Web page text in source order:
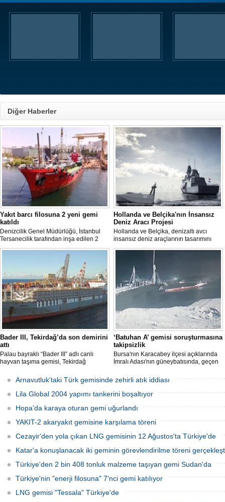
Diğer Haberler
Yakıt barcı filosuna 2 yeni gemi
katıldı
Denizcilik Genel Müdürlüğü, İstanbul
Tersanecilik tarafından inşa edilen 2
yeni yakıt barçının hizmete girdiğini ve
filonun modernleşme sürecinin devam
Hollanda ve Belçika'nın İnsansız
Deniz Aracı Projesi
Hollanda ve Belçika, denizaltı avcı
insansız deniz araçlarının tasarımını
başlattı. Proje, 2 ülkenin deniz
kuvvetlerinin gelecekteki denizaltı karşıtı
yeteneklerini desteklemeyi amaçlıyor.
Bader III, Tekirdağ’da son demirini
attı
Palau bayraklı “Bader III” adlı canlı
hayvan taşıma gemisi, Tekirdağ
‘Batuhan A’ gemisi soruşturmasına
takipsizlik
Bursa'nın Karacabey ilçesi açıklarında
İmralı Adası'nın güneybatısında, geçen
batmasıyla ilgili başlatılan soruşturma,
takipsizlikle sonuçlandı.
Arnavutluk'taki Türk gemisinde zehirli atık iddiası
Lila Global 2004 yapımı tankerini boşaltıyor
Hopa’da karaya oturan gemi uğurlandı
YAKIT-2 akaryakıt gemisine karşılama töreni
Cezayir'den yola çıkan LNG gemisinin 12 Ağustos'ta Türkiye'de
Katar'a konuşlanacak iki geminin görevlendirilme töreni
Türkiye'den 2 bin 408 tonluk malzeme taşıyan gemi Sudan'da
Türkiye'nin "enerji filosuna" 7'nci gemi katılıyor
LNG gemisi "Tessala" Türkiye'de